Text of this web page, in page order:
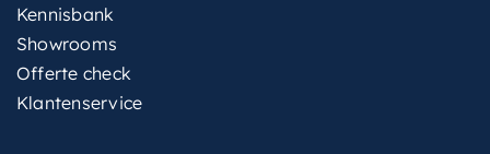
Kennisbank
Showrooms
Offerte check
Klantenservice